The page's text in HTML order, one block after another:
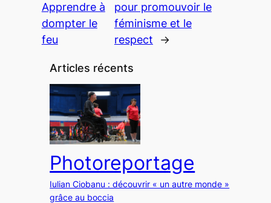
Apprendre à
dompter le
feu
pour promouvoir le
féminisme et le
respect
→
Articles récents
Photoreportage
Iulian Ciobanu : découvrir « un autre monde »
grâce au boccia